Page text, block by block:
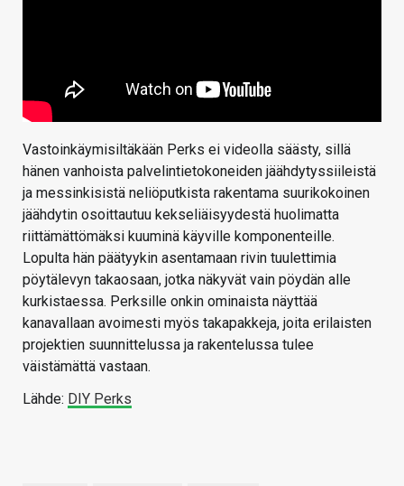
Vastoinkäymisiltäkään Perks ei videolla säästy, sillä
hänen vanhoista palvelintietokoneiden jäähdytyssiileistä
ja messinkisistä neliöputkista rakentama suurikokoinen
jäähdytin osoittautuu kekseliäisyydestä huolimatta
riittämättömäksi kuuminä käyville komponenteille.
Lopulta hän päätyykin asentamaan rivin tuulettimia
pöytälevyn takaosaan, jotka näkyvät vain pöydän alle
kurkistaessa. Perksille onkin ominaista näyttää
kanavallaan avoimesti myös takapakkeja, joita erilaisten
projektien suunnittelussa ja rakentelussa tulee
väistämättä vastaan.
Lähde: DIY Perks